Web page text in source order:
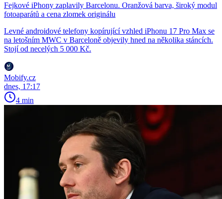
Fejkové iPhony zaplavily Barcelonu. Oranžová barva, široký modul
fotoaparátů a cena zlomek originálu
Levné androidové telefony kopírující vzhled iPhonu 17 Pro Max se
na letošním MWC v Barceloně objevily hned na několika stáncích.
Stojí od necelých 5 000 Kč.
Mobify.cz
dnes, 17:17
4 min